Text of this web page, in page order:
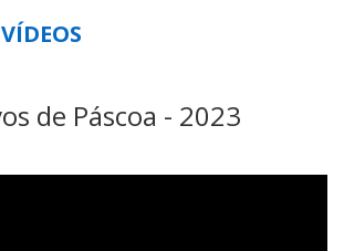
de Páscoa - 2023